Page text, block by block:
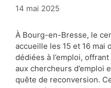
14 mai 2025
À Bourg-en-Bresse, le
accueille les 15 et 16 mai
dédiées à l’emploi,
aux chercheurs d’emploi
quête de reconversion.